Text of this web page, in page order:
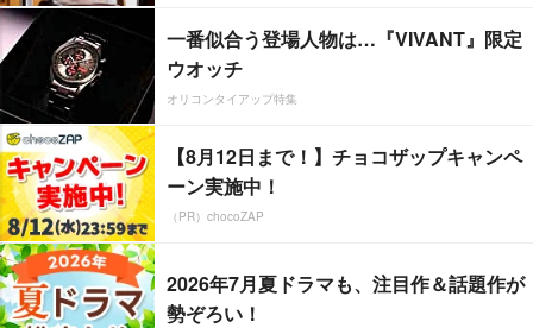
一番似合う登場人物は…『VIVANT』限定
ウオッチ
オリコンタイアップ特集
【8月12日まで！】チョコザップキャンペ
ーン実施中！
（PR）chocoZAP
2026年7月夏ドラマも、注目作＆話題作が
勢ぞろい！